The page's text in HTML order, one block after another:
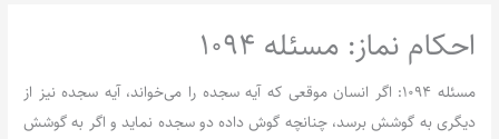
احکام نماز: مسئله 1094
مسئله 1094: اگر انسان موقعی که آیه سجده را می‌خواند، آیه سجده نیز از
دیگری به گوشش برسد، چنانچه گوش داده دو سجده نماید و اگر به گوشش